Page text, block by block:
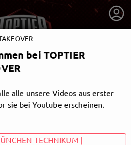
bei TOPTIER
alle unsere Videos aus erster
sie bei Youtube erscheinen.
TECHNIKUM |